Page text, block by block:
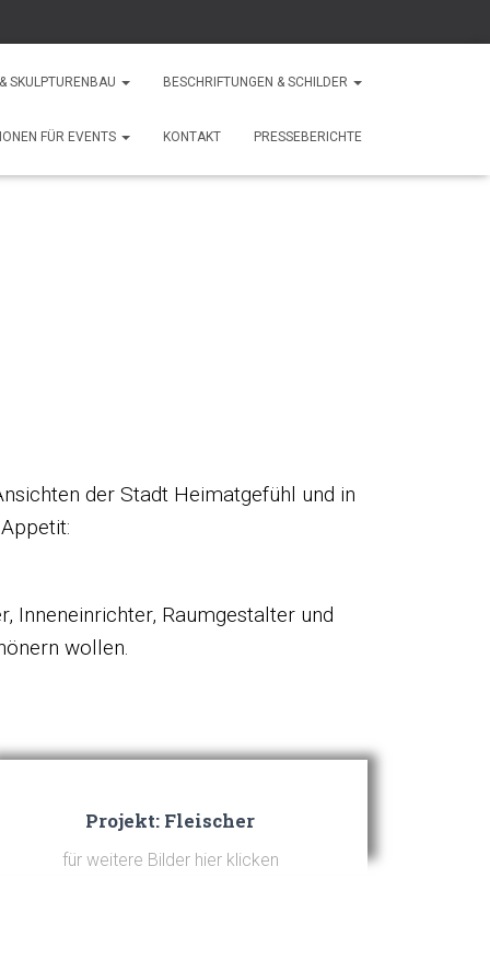
SKULPTURENBAU BESCHRIFTUNGEN & SCHILDER
FÜR EVENTS KONTAKT PRESSEBERICHTE
der Stadt Heimatgefühl und in
Inneneinrichter, Raumgestalter und
wollen.
Projekt: Fleischer
für weitere Bilder hier klicken